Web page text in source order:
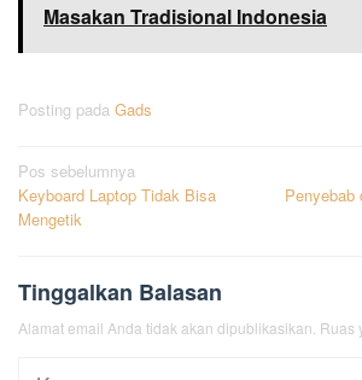
Masakan Tradisional Indonesia
Posting pada Gads
Navigasi
pos
Pos sebelumnya
Keyboard Laptop Tidak Bisa
Mengetik
Penyebab
Tinggalkan Balasan
Alamat email Anda tidak akan dipublikasikan. Ruas